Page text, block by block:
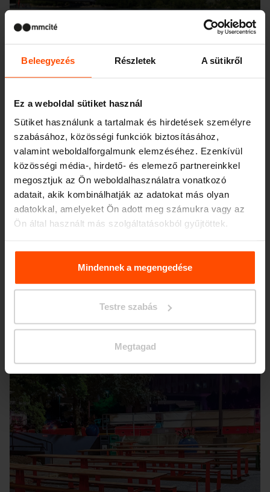
Beleegyezés Részletek A sütikről
Ez a weboldal sütiket használ
Sütiket használunk a tartalmak és hirdetések személyre
szabásához, közösségi funkciók biztosításához,
valamint weboldalforgalmunk elemzéséhez. Ezenkívül
közösségi média-, hirdető- és elemező partnereinkkel
megosztjuk az Ön weboldalhasználatra vonatkozó
adatait, akik kombinálhatják az adatokat más olyan
adatokkal, amelyeket Ön adott meg számukra vagy az
Ön által használt más szolgáltatásokból gyűjtöttek.
További információért kérjük, látogasson el aPrinciples
Relating to the Processing. Personal Data
Mindennek a megengedése
Testre szabás
Megtagad
Seattle – Popup park